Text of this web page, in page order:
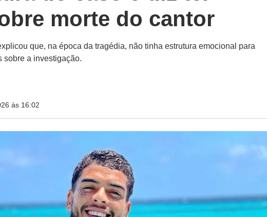
morte do cantor
que, na época da tragédia, não tinha estrutura emocional para
sobre a investigação.
às 16:02